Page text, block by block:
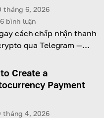
tháng 6, 2026
bình luận
cách chấp nhận thanh
qua Telegram —
Create a
Payment
tháng 4, 2026